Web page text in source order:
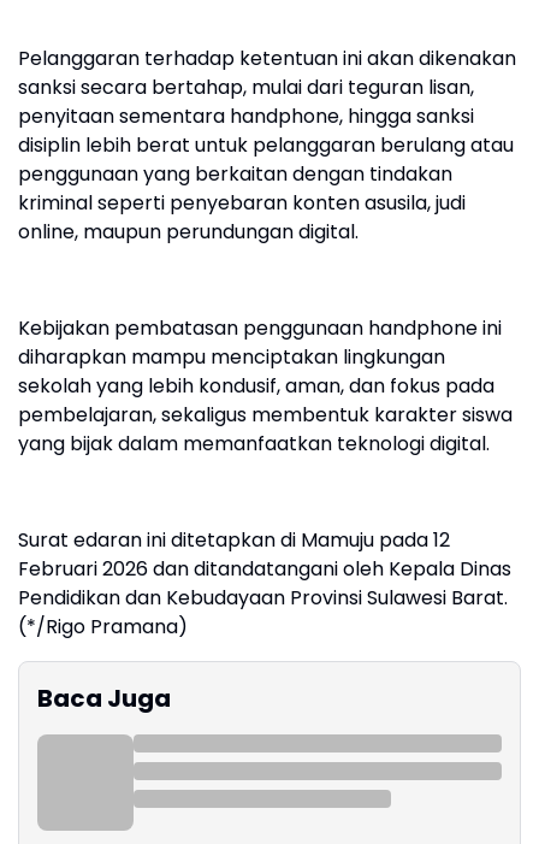
Pelanggaran terhadap ketentuan ini akan dikenakan
sanksi secara bertahap, mulai dari teguran lisan,
penyitaan sementara handphone, hingga sanksi
disiplin lebih berat untuk pelanggaran berulang atau
penggunaan yang berkaitan dengan tindakan
kriminal seperti penyebaran konten asusila, judi
online, maupun perundungan digital.
Kebijakan pembatasan penggunaan handphone ini
diharapkan mampu menciptakan lingkungan
sekolah yang lebih kondusif, aman, dan fokus pada
pembelajaran, sekaligus membentuk karakter siswa
yang bijak dalam memanfaatkan teknologi digital.
Surat edaran ini ditetapkan di Mamuju pada 12
Februari 2026 dan ditandatangani oleh Kepala Dinas
Pendidikan dan Kebudayaan Provinsi Sulawesi Barat.
(*/Rigo Pramana)
Baca Juga